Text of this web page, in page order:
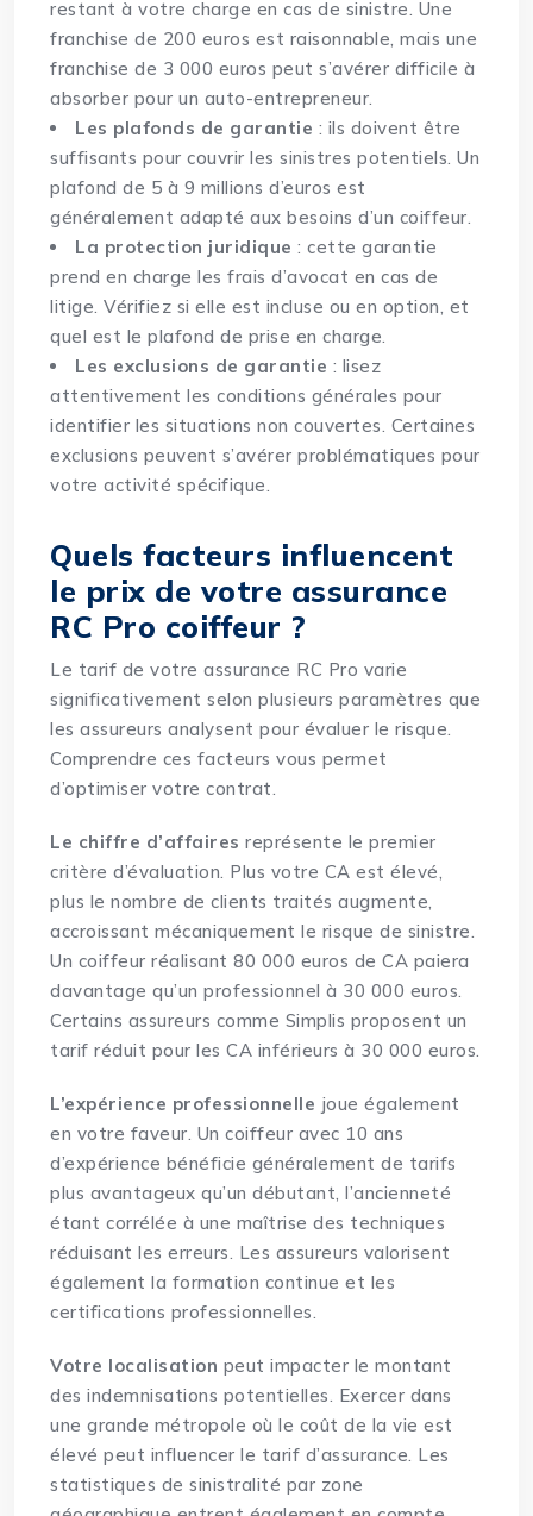
restant à votre charge en cas de sinistre. Une
franchise de 200 euros est raisonnable, mais une
franchise de 3 000 euros peut s’avérer difficile à
absorber pour un auto-entrepreneur.
Les plafonds de garantie : ils doivent être
suffisants pour couvrir les sinistres potentiels. Un
plafond de 5 à 9 millions d’euros est
généralement adapté aux besoins d’un coiffeur.
La protection juridique : cette garantie
prend en charge les frais d’avocat en cas de
litige. Vérifiez si elle est incluse ou en option, et
quel est le plafond de prise en charge.
Les exclusions de garantie : lisez
attentivement les conditions générales pour
identifier les situations non couvertes. Certaines
exclusions peuvent s’avérer problématiques pour
votre activité spécifique.
Quels facteurs influencent
le prix de votre assurance
RC Pro coiffeur ?
Le tarif de votre assurance RC Pro varie
significativement selon plusieurs paramètres que
les assureurs analysent pour évaluer le risque.
Comprendre ces facteurs vous permet
d’optimiser votre contrat.
Le chiffre d’affaires représente le premier
critère d’évaluation. Plus votre CA est élevé,
plus le nombre de clients traités augmente,
accroissant mécaniquement le risque de sinistre.
Un coiffeur réalisant 80 000 euros de CA paiera
davantage qu’un professionnel à 30 000 euros.
Certains assureurs comme Simplis proposent un
tarif réduit pour les CA inférieurs à 30 000 euros.
L’expérience professionnelle joue également
en votre faveur. Un coiffeur avec 10 ans
d’expérience bénéficie généralement de tarifs
plus avantageux qu’un débutant, l’ancienneté
étant corrélée à une maîtrise des techniques
réduisant les erreurs. Les assureurs valorisent
également la formation continue et les
certifications professionnelles.
Votre localisation peut impacter le montant
des indemnisations potentielles. Exercer dans
une grande métropole où le coût de la vie est
élevé peut influencer le tarif d’assurance. Les
statistiques de sinistralité par zone